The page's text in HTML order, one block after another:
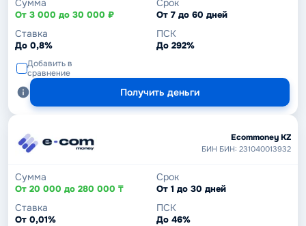
От 3 000 до 30 000 ₽ От 7 до 60 дней
Ставка
До 0,8%
ПСК
До 292%
Добавить в
сравнение
Получить деньги
Ecommoney KZ
БИН БИН: 231040013932
Сумма
От 20 000 до 280 000 ₸
Срок
От 1 до 30 дней
Ставка
От 0,01%
ПСК
До 46%